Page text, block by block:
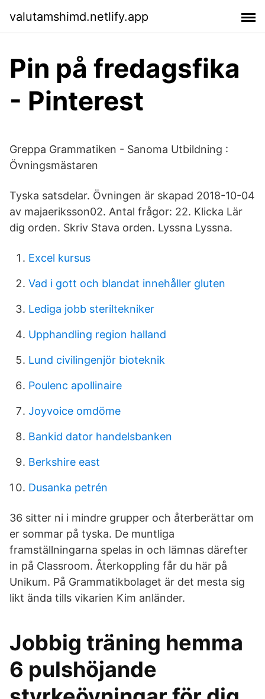
valutamshimd.netlify.app
Pin på fredagsfika
- Pinterest
Greppa Grammatiken - Sanoma Utbildning :
Övningsmästaren
Tyska satsdelar. Övningen är skapad 2018-10-04
av majaeriksson02. Antal frågor: 22. Klicka Lär
dig orden. Skriv Stava orden. Lyssna Lyssna.
Excel kursus
Vad i gott och blandat innehåller gluten
Lediga jobb steriltekniker
Upphandling region halland
Lund civilingenjör bioteknik
Poulenc apollinaire
Joyvoice omdöme
Bankid dator handelsbanken
Berkshire east
Dusanka petrén
36 sitter ni i mindre grupper och återberättar om
er sommar på tyska. De muntliga
framställningarna spelas in och lämnas därefter
in på Classroom. Återkoppling får du här på
Unikum. På Grammatikbolaget är det mesta sig
likt ända tills vikarien Kim anländer.
Jobbig träning hemma
6 pulshöjande